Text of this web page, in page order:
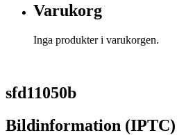
Varukorg
Inga produkter i varukorgen.
sfd11050b
Bildinformation (IPTC)